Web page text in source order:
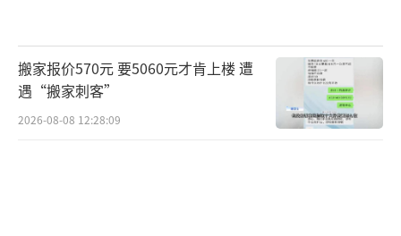
来说，汽车改装完成后，一般由车主自己试
车，不允许员工随便试车。除非车主确实对车
不熟悉，才会有专业技术工人在专门的场地试
车，对车辆进行调试。“当然，这个也没有明
搬家报价570元 要5060元才肯上楼 遭
遇“搬家刺客”
2026-08-08 12:28:09